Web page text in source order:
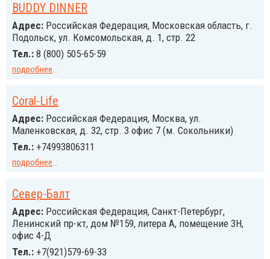
BUDDY DINNER
Адрес: Российcкая Федерация, Московская область, г.
Подольск, ул. Комсомольская, д. 1, стр. 22
Тел.: 8 (800) 505-65-59
подробнее...
Coral-Life
Адрес: Российcкая Федерация, Москва, ул.
Маленковская, д. 32, стр. 3 офис 7 (м. Сокольники)
Тел.: +74993806311
подробнее...
Cевер-Балт
Адрес: Российcкая Федерация, Санкт-Петербург,
Ленинский пр-кт, дом №159, литера А, помещение 3H,
офис 4-Д
Тел.: +7(921)579-69-33